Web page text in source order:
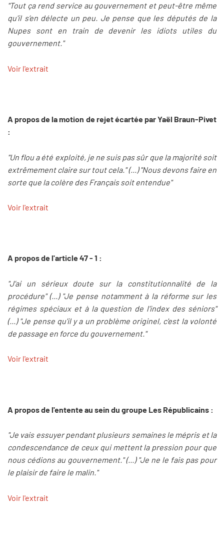
"Tout ça rend service au gouvernement et peut-être même
qu'il s’en délecte un peu. Je pense que les députés de la
Nupes sont en train de devenir les idiots utiles du
gouvernement."
Voir l'extrait
A propos de la motion de rejet écartée par Yaël Braun-Pivet
:
"Un flou a été exploité, je ne suis pas sûr que la majorité soit
extrêmement claire sur tout cela." (...) "Nous devons faire en
sorte que la colère des Français soit entendue"
Voir l'extrait
A propos de l'article 47 - 1 :
"J’ai un sérieux doute sur la constitutionnalité de la
procédure" (...) "Je pense notamment à la réforme sur les
régimes spéciaux et à la question de l'index des séniors"
(...) "Je pense qu'il y a un problème originel, c'est la volonté
de passage en force du gouvernement."
Voir l'extrait
A propos de l'entente au sein du groupe Les Républicains :
"Je vais essuyer pendant plusieurs semaines le mépris et la
condescendance de ceux qui mettent la pression pour que
nous cédions au gouvernement." (...) "Je ne le fais pas pour
le plaisir de faire le malin."
Voir l'extrait